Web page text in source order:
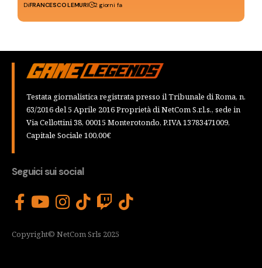
DiFRANCESCO LEMURI 2 giorni fa
Testata giornalistica registrata presso il Tribunale di Roma, n.
63/2016 del 5 Aprile 2016 Proprietà di NetCom S.r.l.s., sede in
Via Cellottini 38, 00015 Monterotondo, P.IVA 13783471009,
Capitale Sociale 100,00€
Seguici sui social
Copyright© NetCom Srls 2025